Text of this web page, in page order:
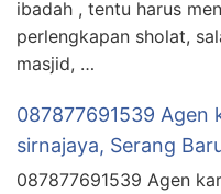
ibadah , tentu harus
perlengkapan sholat,
masjid, …
087877691539 Agen
sirnajaya, Serang
087877691539 Agen